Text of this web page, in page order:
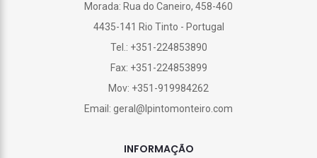
Morada: Rua do Caneiro, 458-460
4435-141 Rio Tinto - Portugal
Tel.: +351-224853890
Fax: +351-224853899
Mov: +351-919984262
Email: geral@lpintomonteiro.com
INFORMAÇÃO